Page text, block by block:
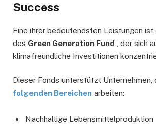
Success
Eine ihrer bedeutendsten Leistungen ist
des Green Generation Fund , der sich
klimafreundliche Investitionen
Dieser Fonds unterstützt Unternehmen,
folgenden Bereichen arbeiten:
Nachhaltige Lebensmittelproduktion